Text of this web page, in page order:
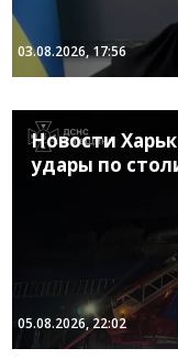
03.08.2026, 17:56
Новости
удары по
05.08.2026, 22:02